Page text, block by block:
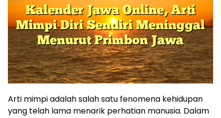
Arti mimpi adalah salah satu fenomena kehidupan
yang telah lama menarik perhatian manusia. Dalam